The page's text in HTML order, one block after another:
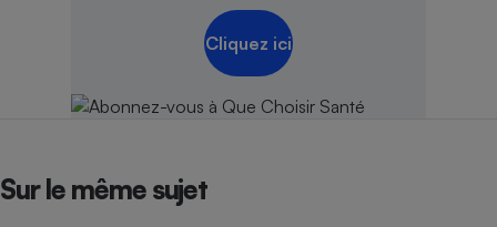
Cliquez ici
Sur le même sujet